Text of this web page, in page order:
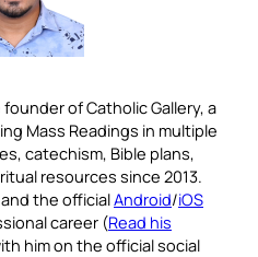
of Catholic Gallery, a
Mass Readings in multiple
catechism, Bible plans,
resources since 2013.
the officialAndroid/iOS
career (Read his
him on the official social